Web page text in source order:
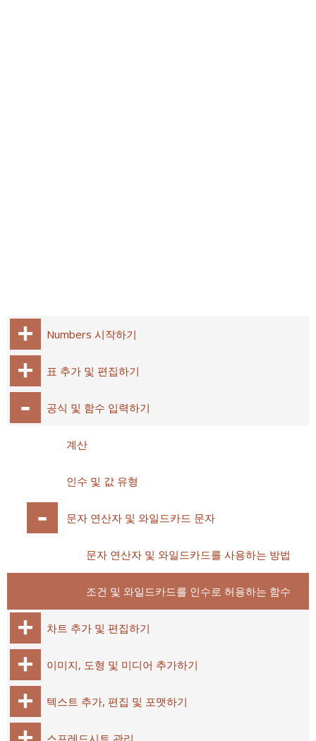
Numbers 시작하기
표 추가 및 편집하기
공식 및 함수 입력하기
계산
인수 및 값 유형
문자 연산자 및 와일드카드 문자
문자 연산자 및 와일드카드를 사용하는 방법
조건 및 와일드카드를 인수로 허용하는 함수
차트 추가 및 편집하기
이미지, 도형 및 미디어 추가하기
텍스트 추가, 편집 및 포맷하기
스프레드시트 관리